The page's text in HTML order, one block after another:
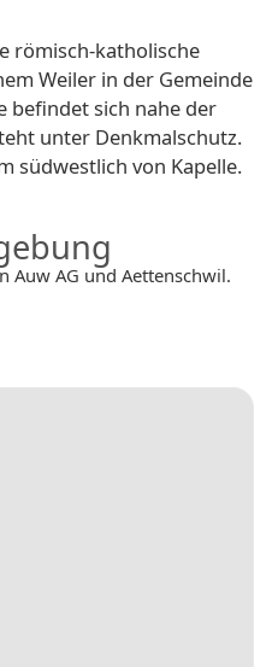
römisch-katholische
Weiler in der Gemeinde
befindet sich nahe der
unter Denkmalschutz.
südwestlich von Kapelle.
Auw AG und Aettenschwil.